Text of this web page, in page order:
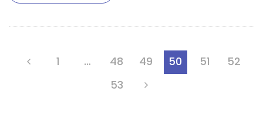
1 … 48 49 50 51
52
53